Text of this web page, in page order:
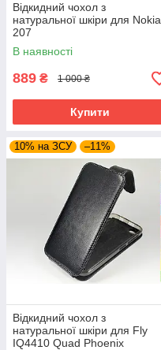
Відкидний чохол з
натуральної шкіри для Nokia
207
В наявності
889 ₴ 1 000 ₴
Купити
10% на ЗСУ –11%
Відкидний чохол з
натуральної шкіри для Fly
IQ4410 Quad Phoenix